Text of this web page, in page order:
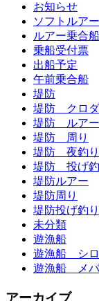
お知らせ
ソフトルア
ルアー乗合船
乗船受付票
出船予定
午前乗合船
堤防
堤防 クロダ
堤防 ルアー
堤防 周り
堤防 夜釣り
堤防 投げ釣
堤防ルアー
堤防周り
堤防投げ釣り
未分類
遊漁船
遊漁船 シロ
遊漁船 メ
アーカイブ